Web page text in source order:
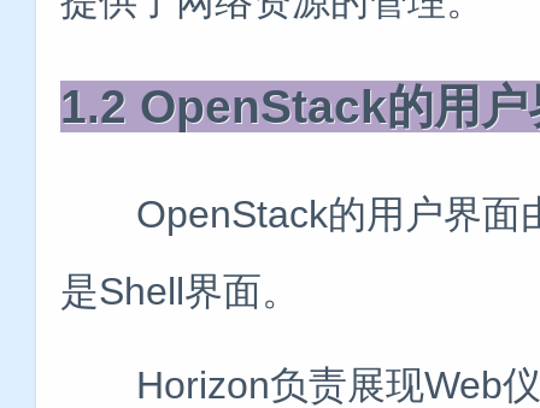
1.2 OpenStack的用户
OpenStack的用户界面
是Shell界面。
Horizon负责展现Web仪